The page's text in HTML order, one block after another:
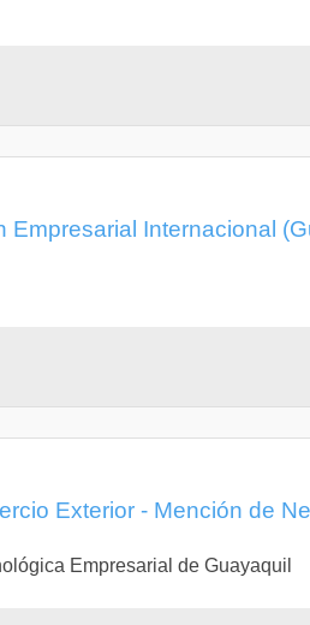
(idioma universal).A partir del
herramienta indiscutible
Empresarial Internacional
Exterior - Mención de
Empresarial de Guayaquil